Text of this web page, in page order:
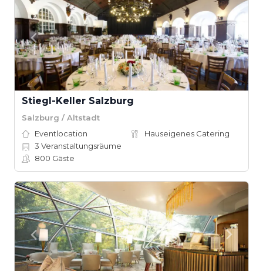
Stiegl-Keller Salzburg
Salzburg / Altstadt
Eventlocation
Hauseigenes Catering
3 Veranstaltungsräume
800 Gäste